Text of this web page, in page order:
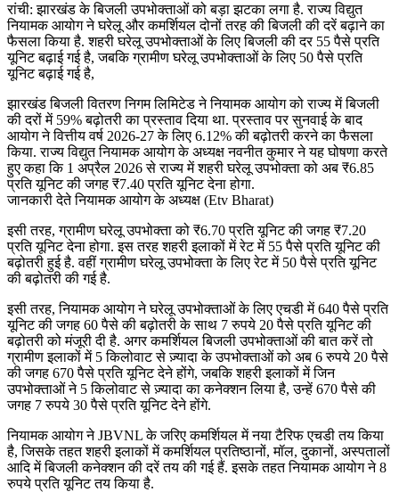
रांची: झारखंड के बिजली उपभोक्ताओं को बड़ा झटका लगा है. राज्य विद्युत
नियामक आयोग ने घरेलू और कमर्शियल दोनों तरह की बिजली की दरें बढ़ाने का
फैसला किया है. शहरी घरेलू उपभोक्ताओं के लिए बिजली की दर 55 पैसे प्रति
यूनिट बढ़ाई गई है, जबकि ग्रामीण घरेलू उपभोक्ताओं के लिए 50 पैसे प्रति
यूनिट बढ़ाई गई है,
झारखंड बिजली वितरण निगम लिमिटेड ने नियामक आयोग को राज्य में बिजली
की दरों में 59% बढ़ोतरी का प्रस्ताव दिया था. प्रस्ताव पर सुनवाई के बाद
आयोग ने वित्तीय वर्ष 2026-27 के लिए 6.12% की बढ़ोतरी करने का फैसला
किया. राज्य विद्युत नियामक आयोग के अध्यक्ष नवनीत कुमार ने यह घोषणा करते
हुए कहा कि 1 अप्रैल 2026 से राज्य में शहरी घरेलू उपभोक्ता को अब ₹6.85
प्रति यूनिट की जगह ₹7.40 प्रति यूनिट देना होगा.
जानकारी देते नियामक आयोग के अध्यक्ष (Etv Bharat)
इसी तरह, ग्रामीण घरेलू उपभोक्ता को ₹6.70 प्रति यूनिट की जगह ₹7.20
प्रति यूनिट देना होगा. इस तरह शहरी इलाकों में रेट में 55 पैसे प्रति यूनिट की
बढ़ोतरी हुई है. वहीं ग्रामीण घरेलू उपभोक्ता के लिए रेट में 50 पैसे प्रति यूनिट
की बढ़ोतरी की गई है.
इसी तरह, नियामक आयोग ने घरेलू उपभोक्ताओं के लिए एचडी में 640 पैसे प्रति
यूनिट की जगह 60 पैसे की बढ़ोतरी के साथ 7 रुपये 20 पैसे प्रति यूनिट की
बढ़ोतरी को मंजूरी दी है. अगर कमर्शियल बिजली उपभोक्ताओं की बात करें तो
ग्रामीण इलाकों में 5 किलोवाट से ज़्यादा के उपभोक्ताओं को अब 6 रुपये 20 पैसे
की जगह 670 पैसे प्रति यूनिट देने होंगे, जबकि शहरी इलाकों में जिन
उपभोक्ताओं ने 5 किलोवाट से ज़्यादा का कनेक्शन लिया है, उन्हें 670 पैसे की
जगह 7 रुपये 30 पैसे प्रति यूनिट देने होंगे.
नियामक आयोग ने JBVNL के जरिए कमर्शियल में नया टैरिफ एचडी तय किया
है, जिसके तहत शहरी इलाकों में कमर्शियल प्रतिष्ठानों, मॉल, दुकानों, अस्पतालों
आदि में बिजली कनेक्शन की दरें तय की गई हैं. इसके तहत नियामक आयोग ने 8
रुपये प्रति यूनिट तय किया है.